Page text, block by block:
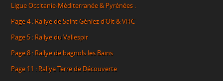
Ligue Occitanie-Méditerranée & Pyrénées :
Page 4 : Rallye de Saint Géniez d’Olt & VHC
Page 5 : Rallye du Vallespir
Page 8 : Rallye de bagnols les Bains
Page 11 : Rallye Terre de Découverte